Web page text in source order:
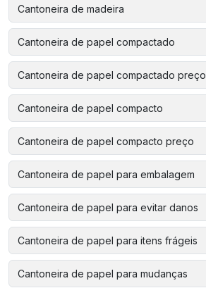
Cantoneira de madeira
Cantoneira de papel compactado
Cantoneira de papel compactado preço
Cantoneira de papel compacto
Cantoneira de papel compacto preço
Cantoneira de papel para embalagem
Cantoneira de papel para evitar danos
Cantoneira de papel para itens frágeis
Cantoneira de papel para mudanças